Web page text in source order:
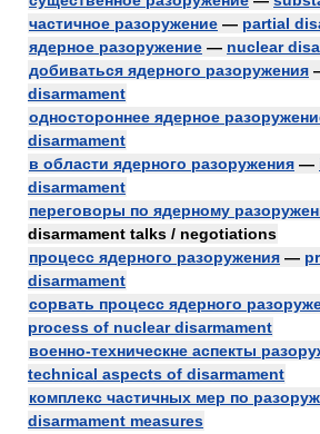
частичное разоружение — partial
ядерное разоружение — nuclear
добиваться ядерного разоружения
disarmament
одностороннее ядерное
disarmament
в области ядерного разоружения —
disarmament
переговоры по ядерному
disarmament talks / negotiations
процесс ядерного разоружения —
disarmament
сорвать процесс ядерного
process of nuclear disarmament
военно-техническне аспекты
technical aspects of disarmament
комплекс частичных мер по
disarmament measures